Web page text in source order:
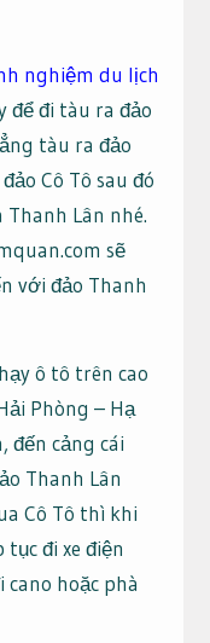
nghiệm du lịch
để đi tàu ra đảo
tàu ra đảo
Cô Tô sau đó
Lân nhé.
sẽ
với đảo Thanh
ô tô trên cao
Phòng – Hạ
đến cảng cái
Thanh Lân
Cô Tô thì khi
tục đi xe điện
cano hoặc phà